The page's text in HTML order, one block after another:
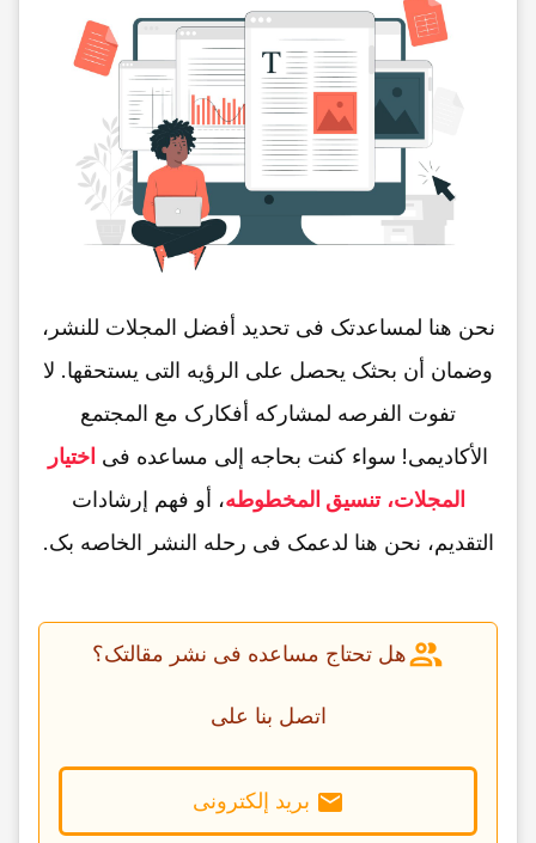
نحن هنا لمساعدتک فی تحدید أفضل المجلات للنشر،
وضمان أن بحثک یحصل على الرؤیه التی یستحقها. لا
تفوت الفرصه لمشارکه أفکارک مع المجتمع
الأکادیمی! سواء کنت بحاجه إلى مساعده فی اختیار
المجلات، تنسیق المخطوطه، أو فهم إرشادات
التقدیم، نحن هنا لدعمک فی رحله النشر الخاصه بک.
هل تحتاج مساعده فی نشر مقالتک؟
اتصل بنا على
برید إلکترونی